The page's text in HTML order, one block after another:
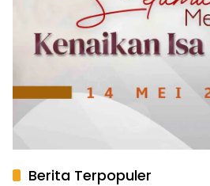
Berita Terpopuler